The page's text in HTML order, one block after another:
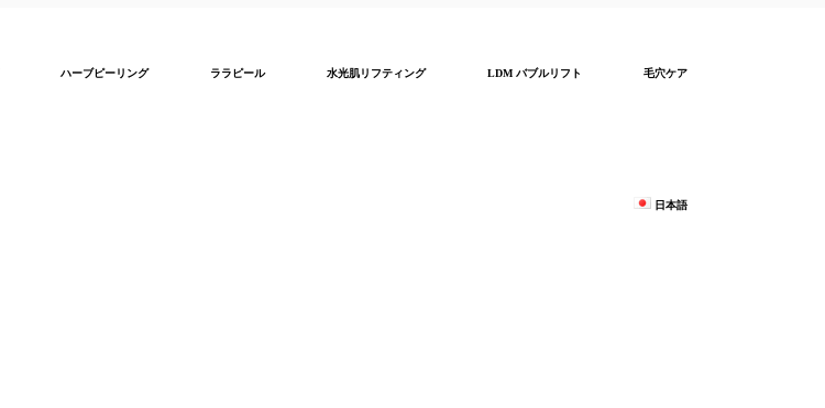
ハーブピーリング ララピール 水光肌リフティング LDM バブルリフト 毛穴ケア
日本語